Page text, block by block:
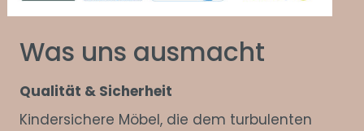
Was uns ausmacht
Qualität & Sicherheit
Kindersichere Möbel, die dem turbulenten